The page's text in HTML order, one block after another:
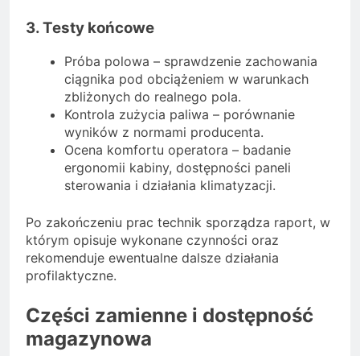
3. Testy końcowe
Próba polowa – sprawdzenie zachowania
ciągnika pod obciążeniem w warunkach
zbliżonych do realnego pola.
Kontrola zużycia paliwa – porównanie
wyników z normami producenta.
Ocena komfortu operatora – badanie
ergonomii kabiny, dostępności paneli
sterowania i działania klimatyzacji.
Po zakończeniu prac technik sporządza raport, w
którym opisuje wykonane czynności oraz
rekomenduje ewentualne dalsze działania
profilaktyczne.
Części zamienne i dostępność
magazynowa